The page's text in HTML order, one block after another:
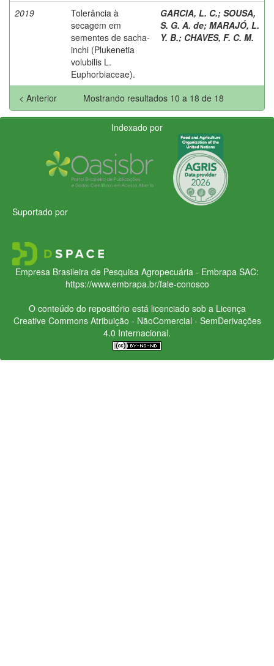
2019
Tolerância à
secagem em
sementes de sacha-
inchi (Plukenetia
volubilis L.
Euphorbiaceae).
GARCIA, L. C.; SOUSA,
S. G. A. de; MARAJÓ, L.
Y. B.; CHAVES, F. C. M.
Mostrando resultados 10 a 18 de 18
< Anterior
Indexado por
Suportado por
Empresa Brasileira de Pesquisa Agropecuária - Embrapa SAC:
https://www.embrapa.br/fale-conosco
O conteúdo do repositório está licenciado sob a Licença
Creative CommonsAtribuição - NãoComercial - SemDerivações
4.0 Internacional.